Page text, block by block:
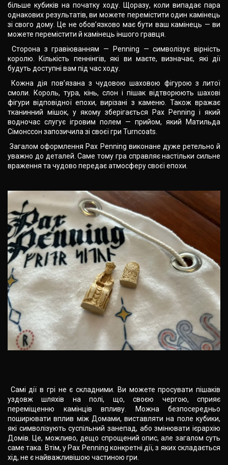
більше кубиків на початку ходу. Щоразу, коли випадає пара
однакових результатів, ви можете перемістити один камінець
зі свого дому. Це не обов’язково має бути ваш камінець — ви
можете перемістити й камінець іншого гравця.
Сторона з гравіюванням — Penning — символізує вірність
королю. Кількість пеннінгів, які ви маєте, визначає, які дії
будуть доступні вам під час ходу.
Кожна дія пов’язана з чудовою шаховою фігурою з литої
смоли. Король, тура, кінь, слон і пішак відтворюють шахові
фігури відповідної епохи, вирізані з каменю. Також вражає
тканинний мішок, у якому зберігається Pax Penning і який
водночас слугує ігровим полем — прийом, який Матильда
Сімонссон запозичила зі своєї гри Turncoats.
Загалом оформлення Pax Penning виконане дуже ретельно й
уважно до деталей. Саме тому гра справляє настільки сильне
враження та чудово передає атмосферу своєї епохи.
Самі дії в грі не є складними. Ви можете просувати пішаків
уздовж шляхів на полі, що, своєю чергою, сприяє
переміщенню камінців впливу. Можна безпосередньо
поширювати вплив між Домами, виставляти на поле кубики,
які символізують суспільний занепад, або змінювати ієрархію
Домів. Це, можливо, дещо спрощений опис, але загалом суть
саме така. Втім, у Pax Penning конкретні дії, з яких складається
хід, не є найважливішою частиною гри.